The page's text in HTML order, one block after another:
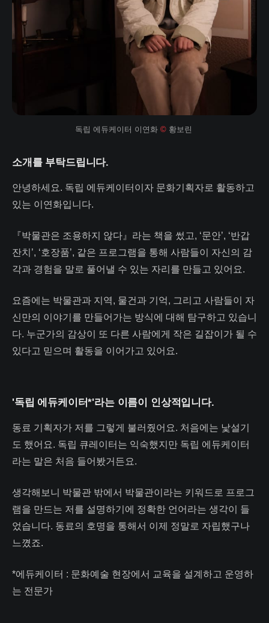
독립 에듀케이터 이연화 © 황보린
소개를 부탁드립니다.
안녕하세요. 독립 에듀케이터이자 문화기획자로 활동하고
있는 이연화입니다.
『박물관은 조용하지 않다』라는 책을 썼고, ‘문안’, ‘반갑
잔치’, ‘호장품’, 같은 프로그램을 통해 사람들이 자신의 감
각과 경험을 말로 풀어낼 수 있는 자리를 만들고 있어요.
요즘에는 박물관과 지역, 물건과 기억, 그리고 사람들이 자
신만의 이야기를 만들어가는 방식에 대해 탐구하고 있습니
다. 누군가의 감상이 또 다른 사람에게 작은 길잡이가 될 수
있다고 믿으며 활동을 이어가고 있어요.
'독립 에듀케이터*'라는 이름이 인상적입니다.
동료 기획자가 저를 그렇게 불러줬어요. 처음에는 낯설기
도 했어요. 독립 큐레이터는 익숙했지만 독립 에듀케이터
라는 말은 처음 들어봤거든요.
생각해보니 박물관 밖에서 박물관이라는 키워드로 프로그
램을 만드는 저를 설명하기에 정확한 언어라는 생각이 들
었습니다. 동료의 호명을 통해서 이제 정말로 자립했구나
느꼈죠.
*에듀케이터 : 문화예술 현장에서 교육을 설계하고 운영하
는 전문가